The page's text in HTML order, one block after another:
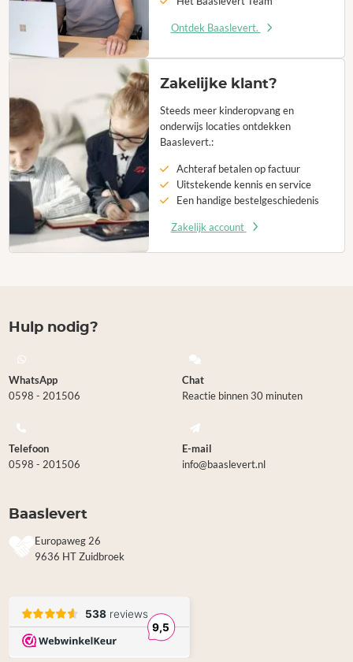
Ontdek Baaslevert.
Zakelijke klant?
Steeds meer kinderopvang en
onderwijs locaties ontdekken
Baaslevert.:
Achteraf betalen op factuur
Uitstekende kennis en service
Een handige bestelgeschiedenis
Zakelijk account
Hulp nodig?
WhatsApp
0598 - 201506
Chat
Reactie binnen 30 minuten
Telefoon
0598 - 201506
E-mail
info@baaslevert.nl
Baaslevert
Europaweg 26
9636 HT Zuidbroek